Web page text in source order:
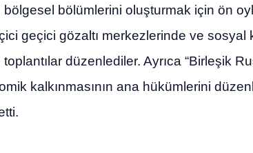
bölgesel bölümlerini oluşturmak için ön
geçici gözaltı merkezlerinde ve
düzenlediler. Ayrıca “Birleşik
kalkınmasının ana hükümlerini